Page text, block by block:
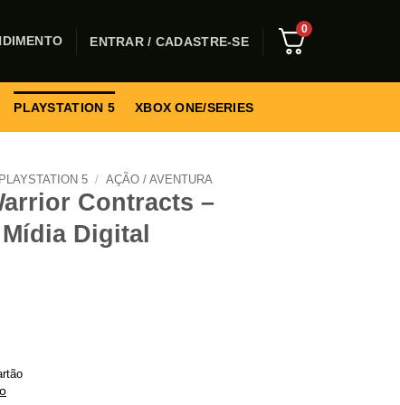
ENTRAR / CADASTRE-SE
0
PLAYSTATION 5 XBOX ONE/SERIES
PLAYSTATION 5 / AÇÃO / AVENTURA
Contracts –
Digital